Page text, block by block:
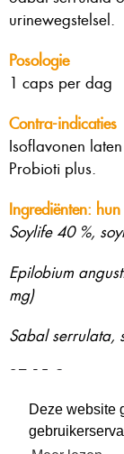
Deze website
urinewegstelsel.
Posologie
1 caps per dag
Contra-indicaties
Isoflavonen
Probioti plus.
Ingrediënten:
Soylife 40 %,
Epilobium
mg)
Sabal serrulata,
27,15 €